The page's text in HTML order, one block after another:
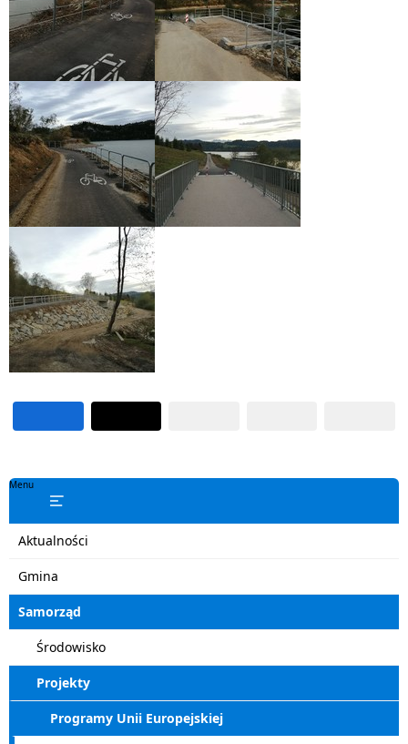
Menu
Aktualności
Gmina
Samorząd
Środowisko
Projekty
Programy Unii Europejskiej